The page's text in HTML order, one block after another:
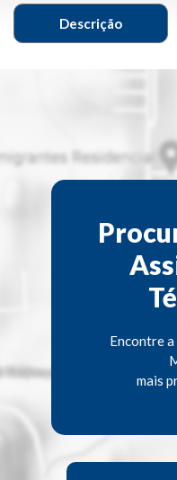
Descrição
Encontre
mais